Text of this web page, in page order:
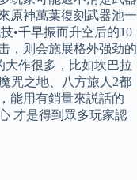
原神萬葉復刻武器池一
•千早振而升空后的10
，则会施展格外强劲的
大作很多，比如坎巴拉
咒之地、八方旅人2都
能用有銷量來説話的
才是得到眾多玩家認